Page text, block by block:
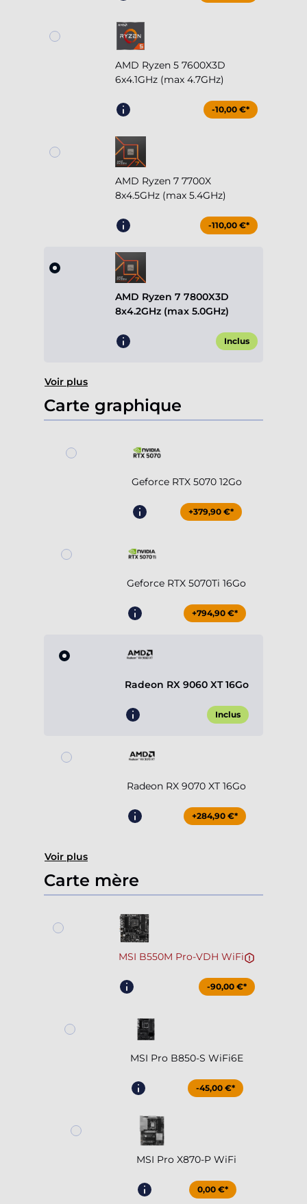
AMD Ryzen 5 7600X3D
6x4.1GHz (max 4.7GHz)
-10,00 €*
AMD Ryzen 7 7700X
8x4.5GHz (max 5.4GHz)
-110,00 €*
AMD Ryzen 7 7800X3D
8x4.2GHz (max 5.0GHz)
Inclus
Voir plus
Carte graphique
Geforce RTX 5070 12Go
+379,90 €*
Geforce RTX 5070Ti 16Go
+794,90 €*
Radeon RX 9060 XT 16Go
Inclus
Radeon RX 9070 XT 16Go
+284,90 €*
Voir plus
Carte mère
MSI B550M Pro-VDH WiFi
-90,00 €*
MSI Pro B850-S WiFi6E
-45,00 €*
MSI Pro X870-P WiFi
0,00 €*